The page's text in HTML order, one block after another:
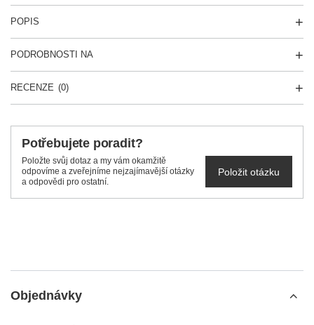
POPIS
PODROBNOSTI NA
RECENZE (0)
Potřebujete poradit?
Položte svůj dotaz a my vám okamžitě
odpovíme a zveřejníme nejzajímavější otázky
a odpovědi pro ostatní.
Položit otázku
Objednávky